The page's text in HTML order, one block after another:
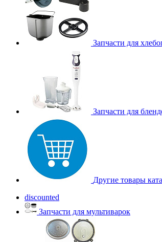
Запчасти для
Запчасти для
Другие товары
discounted
Запчасти для мультиварок